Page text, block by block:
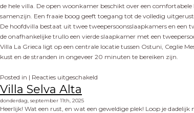
de hele villa. De open woonkamer beschikt over een
samenzijn. Een fraaie boog geeft toegang tot de volledig
De hoofdvilla bestaat uit twee tweepersoonsslaapkamers en
de onafhankelijke trullo een vierde slaapkamer met een
Villa La Grieca ligt op een centrale locatie tussen Ostuni, Ceglie
kust en de stranden in ongeveer 20 minuten te bereiken zijn.
Posted in | Reacties uitgeschakeld
Villa Selva Alta
donderdag, september 11th, 2025
Heerlijk! Wat een rust, en wat een geweldige plek! Loop je